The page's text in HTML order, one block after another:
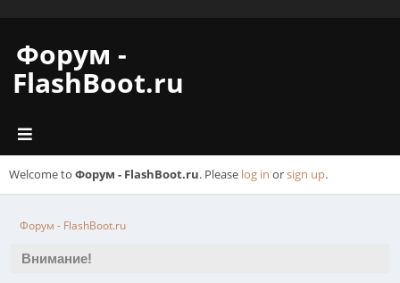
Форум -
FlashBoot.ru
Welcome to Форум - FlashBoot.ru. Please log in orsign up.
Форум - FlashBoot.ru
Внимание!